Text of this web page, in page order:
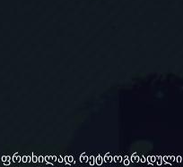
ფრთხილად, რეტროგრადული